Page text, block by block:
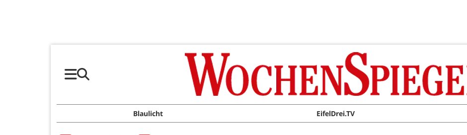
Blaulicht EifelDrei.TV